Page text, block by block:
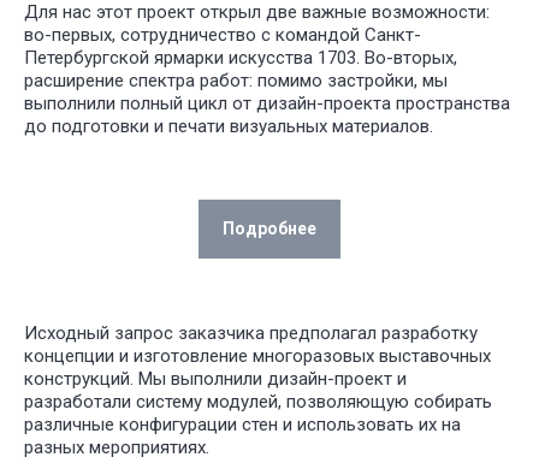
ДЛЯ
Для нас этот проект открыл две важные возможности:
во-первых, сотрудничество с командой Санкт-
Петербургской ярмарки искусства 1703. Во-вторых,
расширение спектра работ: помимо застройки, мы
выполнили полный цикл от дизайн-проекта пространства
до подготовки и печати визуальных материалов.
Подробнее
Подготовка:
Исходный запрос заказчика предполагал разработку
концепции и изготовление многоразовых выставочных
конструкций. Мы выполнили дизайн-проект и
разработали систему модулей, позволяющую собирать
различные конфигурации стен и использовать их на
разных мероприятиях.